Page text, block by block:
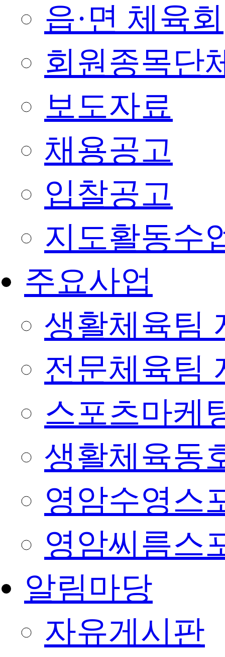
읍·면 체육회
회원종목단
보도자료
채용공고
입찰공고
지도활동수
주요사업
생활체육팀
전문체육팀
스포츠마케
생활체육동
영암수영스
영암씨름스
알림마당
자유게시판